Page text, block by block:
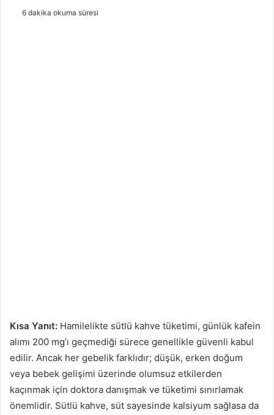
6 dakika okuma süresi
Kısa Yanıt: Hamilelikte sütlü kahve tüketimi, günlük kafein
alımı 200 mg’ı geçmediği sürece genellikle güvenli kabul
edilir. Ancak her gebelik farklıdır; düşük, erken doğum
veya bebek gelişimi üzerinde olumsuz etkilerden
kaçınmak için doktora danışmak ve tüketimi sınırlamak
önemlidir. Sütlü kahve, süt sayesinde kalsiyum sağlasa da